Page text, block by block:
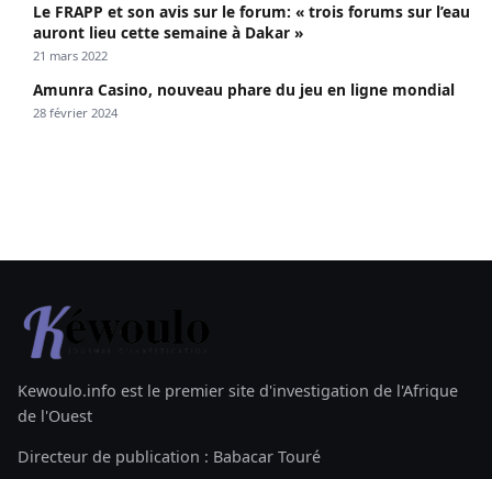
Le FRAPP et son avis sur le forum: « trois forums sur l’eau
auront lieu cette semaine à Dakar »
21 mars 2022
Amunra Casino, nouveau phare du jeu en ligne mondial
28 février 2024
Kewoulo.info est le premier site d'investigation de l'Afrique
de l'Ouest
Directeur de publication : Babacar Touré